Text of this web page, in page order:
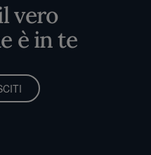
vero
è in te